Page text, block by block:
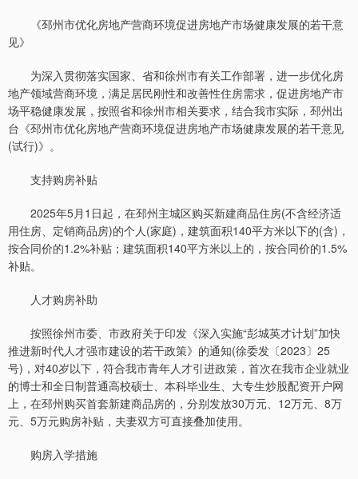
《邳州市优化房地产营商环境促进房地产市场健康发展的若干意
见》
为深入贯彻落实国家、省和徐州市有关工作部署，进一步优化房
地产领域营商环境，满足居民刚性和改善性住房需求，促进房地产市
场平稳健康发展，按照省和徐州市相关要求，结合我市实际，邳州出
台《邳州市优化房地产营商环境促进房地产市场健康发展的若干意见
(试行)》。
支持购房补贴
2025年5月1日起，在邳州主城区购买新建商品住房(不含经济适
用住房、定销商品房)的个人(家庭)，建筑面积140平方米以下的(含)，
按合同价的1.2%补贴；建筑面积140平方米以上的，按合同价的1.5%
补贴。
人才购房补助
按照徐州市委、市政府关于印发《深入实施“彭城英才计划”加快
推进新时代人才强市建设的若干政策》的通知(徐委发〔2023〕25
号)，对40岁以下，符合我市青年人才引进政策，首次在我市企业就业
的博士和全日制普通高校硕士、本科毕业生、大专生炒股配资开户网
上，在邳州购买首套新建商品房的，分别发放30万元、12万元、8万
元、5万元购房补贴，夫妻双方可直接叠加使用。
购房入学措施